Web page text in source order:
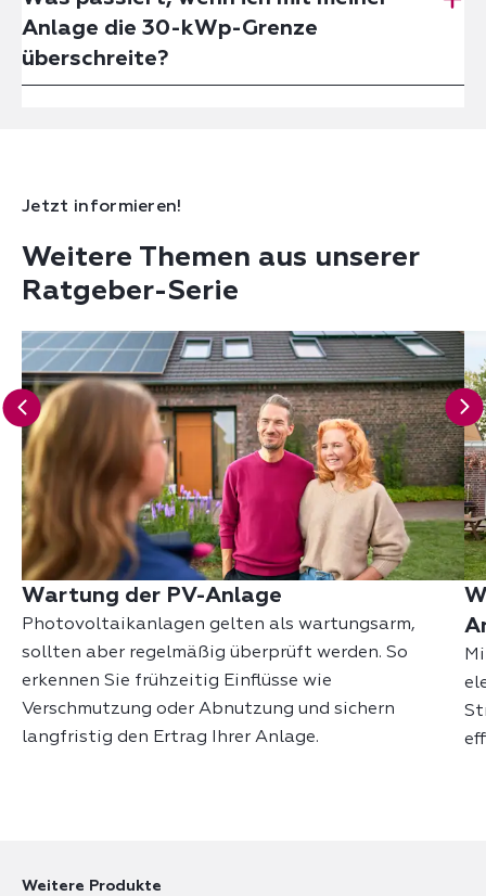
Anlage die 30-kWp-Grenze
überschreite?
Jetzt informieren!
Weitere Themen aus unserer
Ratgeber-Serie
Wartung der PV-Anlage
Photovoltaikanlagen gelten als wartungsarm,
sollten aber regelmäßig überprüft werden. So
erkennen Sie frühzeitig Einflüsse wie
Verschmutzung oder Abnutzung und sichern
langfristig den Ertrag Ihrer Anlage.
Weitere Produkte